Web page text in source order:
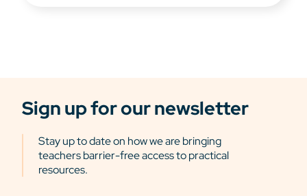
Sign up for our newsletter
Stay up to date on how we are bringing
teachers barrier-free access to practical
resources.